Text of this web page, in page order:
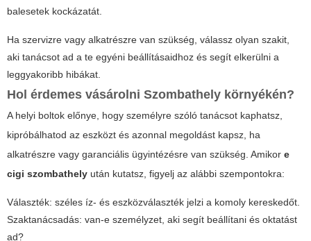
balesetek kockázatát.
Ha szervizre vagy alkatrészre van szükség, válassz olyan szakit,
aki tanácsot ad a te egyéni beállításaidhoz és segít elkerülni a
leggyakoribb hibákat.
Hol érdemes vásárolni Szombathely környékén?
A helyi boltok előnye, hogy személyre szóló tanácsot kaphatsz,
kipróbálhatod az eszközt és azonnal megoldást kapsz, ha
alkatrészre vagy garanciális ügyintézésre van szükség. Amikor e
cigi szombathely után kutatsz, figyelj az alábbi szempontokra:
Választék: széles íz- és eszközválaszték jelzi a komoly kereskedőt.
Szaktanácsadás: van-e személyzet, aki segít beállítani és oktatást
ad?